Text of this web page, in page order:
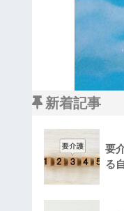
新着記事
要
る